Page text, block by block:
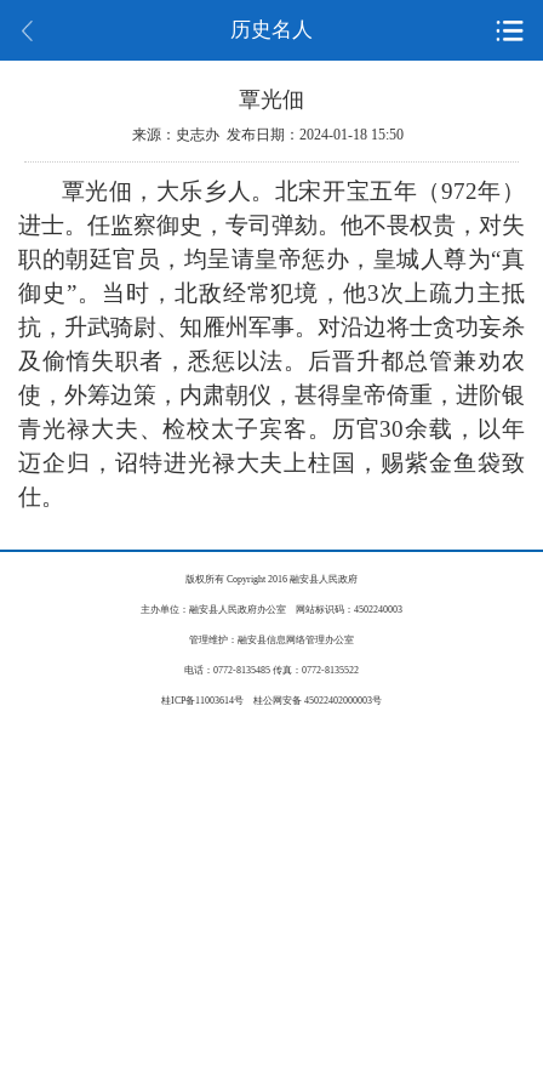
历史名人
覃光佃
来源：史志办 发布日期：2024-01-18 15:50
覃光佃， 大乐乡人。北宋开宝五年（972年）
进士。任监察御史，专司弹劾。他不畏权贵，对失
职的朝廷官员，均呈请皇帝惩办，皇城人尊为“真
御史”。当时，北敌经常犯境，他3次上疏力主抵
抗，升武骑尉、知雁州军事。对沿边将士贪功妄杀
及偷惰失职者，悉惩以法。后晋升都总管兼劝农
使，外筹边策，内肃朝仪，甚得皇帝倚重，进阶银
青光禄大夫、检校太子宾客。历官30余载，以年
迈企归，诏特进光禄大夫上柱国，赐紫金鱼袋致
仕。
版权所有 Copyright 2016 融安县人民政府
主办单位：融安县人民政府办公室 网站标识码：4502240003
管理维护：融安县信息网络管理办公室
电话：0772-8135485 传真：0772-8135522
桂ICP备11003614号 桂公网安备 45022402000003号